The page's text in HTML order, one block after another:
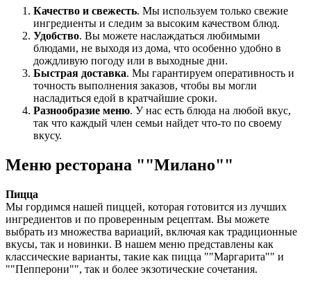
Качество и свежесть. Мы используем только свежие
ингредиенты и следим за высоким качеством блюд.
Удобство. Вы можете наслаждаться любимыми
блюдами, не выходя из дома, что особенно удобно в
дождливую погоду или в выходные дни.
Быстрая доставка. Мы гарантируем оперативность и
точность выполнения заказов, чтобы вы могли
насладиться едой в кратчайшие сроки.
Разнообразие меню. У нас есть блюда на любой вкус,
так что каждый член семьи найдет что-то по своему
вкусу.
Меню ресторана ""Милано""
Пицца
Мы гордимся нашей пиццей, которая готовится из лучших
ингредиентов и по проверенным рецептам. Вы можете
выбрать из множества вариаций, включая как традиционные
вкусы, так и новинки. В нашем меню представлены как
классические варианты, такие как пицца ""Маргарита"" и
""Пепперони"", так и более экзотические сочетания.